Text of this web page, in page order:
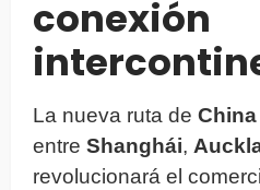
conexión
La nueva ruta de
entre Shanghái,
revolucionará el